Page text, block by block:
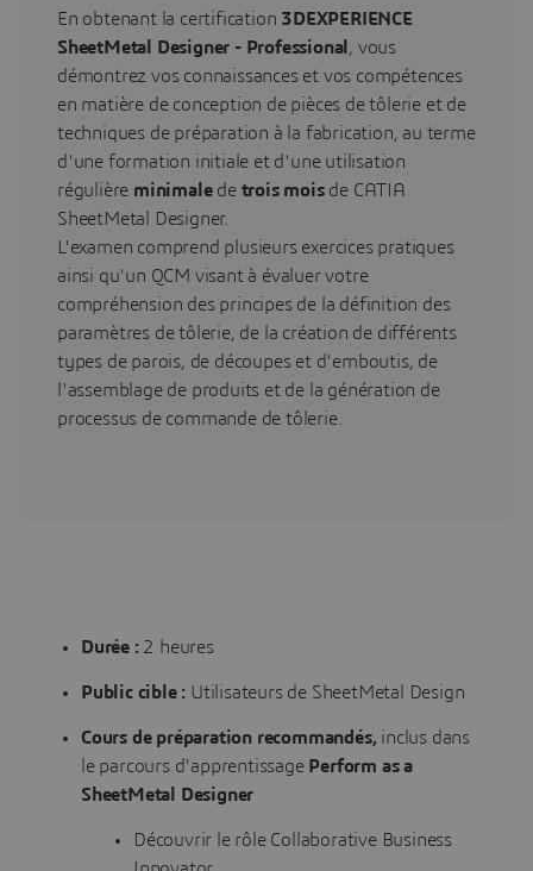
En obtenant la certification 3DEXPERIENCE
SheetMetal Designer - Professional , vous
démontrez vos connaissances et vos compétences
en matière de conception de pièces de tôlerie et de
techniques de préparation à la fabrication, au terme
d'une formation initiale et d'une utilisation
régulière minimalede trois moisde CATIA
SheetMetal Designer.
L'examen comprend plusieurs exercices pratiques
ainsi qu'un QCM visant à évaluer votre
compréhension des principes de la définition des
paramètres de tôlerie, de la création de différents
types de parois, de découpes et d'emboutis, de
l'assemblage de produits et de la génération de
processus de commande de tôlerie.
Durée : 2 heures
Public cible : Utilisateurs de SheetMetal Design
Cours de préparation recommandés,inclus dans
le parcours d'apprentissage Perform as a
SheetMetal Designer
Découvrir le rôle Collaborative Business